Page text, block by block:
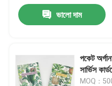
ভালো দাম
পকেট
সার্ভিস
MOQ：